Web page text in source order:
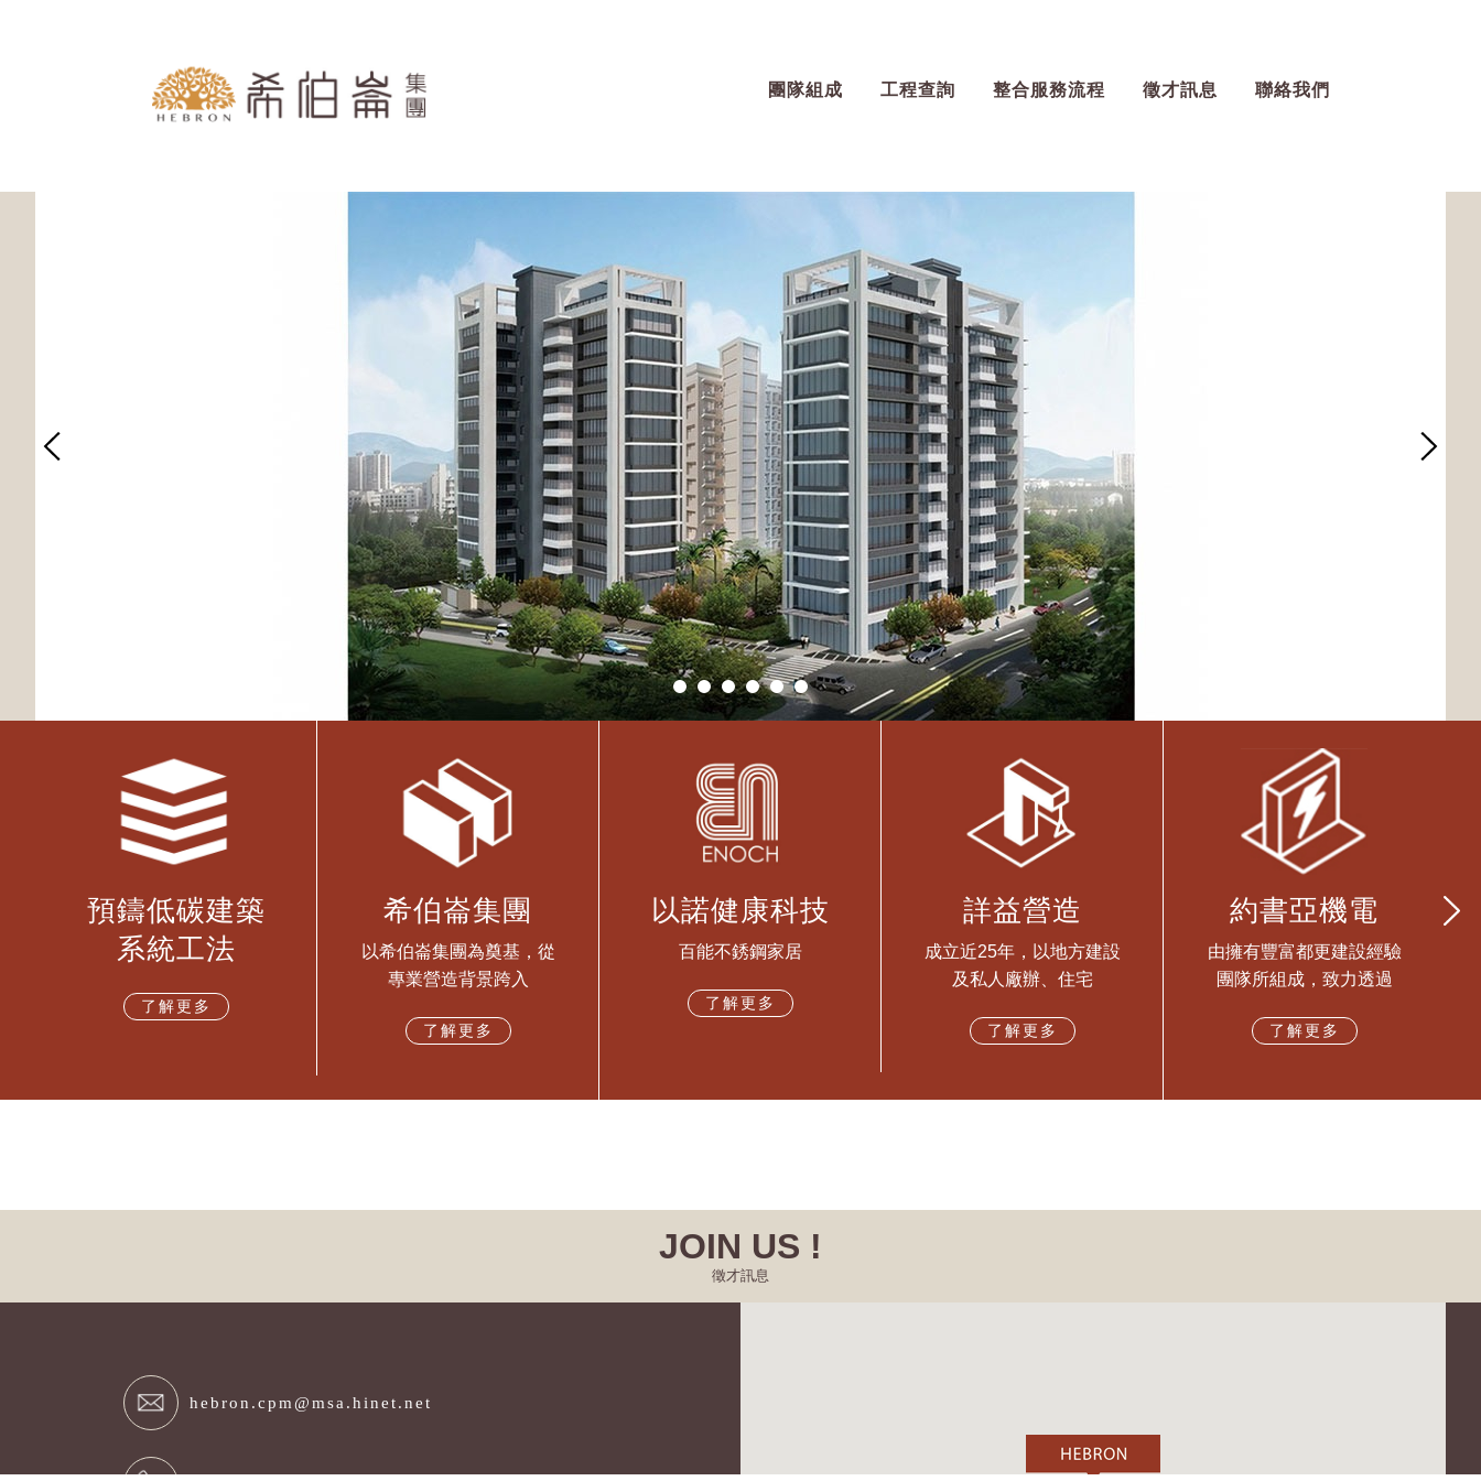
團隊組成 工程查詢 整合服務流程 徵才訊息 聯絡我們
預鑄低碳建築
系統工法
了解更多
希伯崙集團
以希伯崙集團為奠基，從
專業營造背景跨入
了解更多
以諾健康科技
百能不銹鋼家居
了解更多
詳益營造
成立近25年，以地方建設
及私人廠辦、住宅
了解更多
約書亞機電
由擁有豐富都更建設經驗
團隊所組成，致力透過
了解更多
JOIN US !
徵才訊息
hebron.cpm@msa.hinet.net